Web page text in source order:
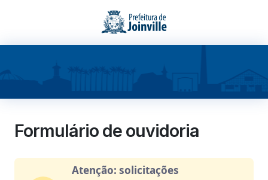
Formulário de ouvidoria
Atenção: solicitações